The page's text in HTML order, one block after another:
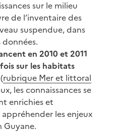
sur le milieu
de l’inventaire des
suspendue, dans
en 2010 et 2011
sur les habitats
(rubrique Mer et littoral
les connaissances se
enrichies et
les enjeux
Guyane.